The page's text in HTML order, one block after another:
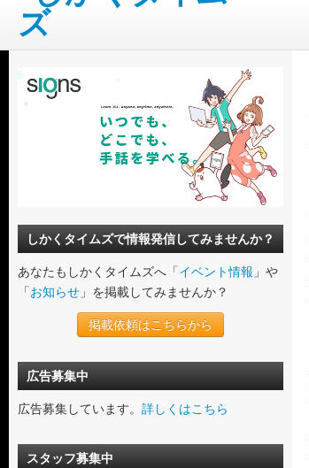
しかくタイムズで情報発信してみませんか？
あなたもしかくタイムズへ「イベント情報 」や
「お知らせ 」を掲載してみませんか？
掲載依頼はこちらから
広告募集中
広告募集しています。 詳しくはこちら
スタッフ募集中